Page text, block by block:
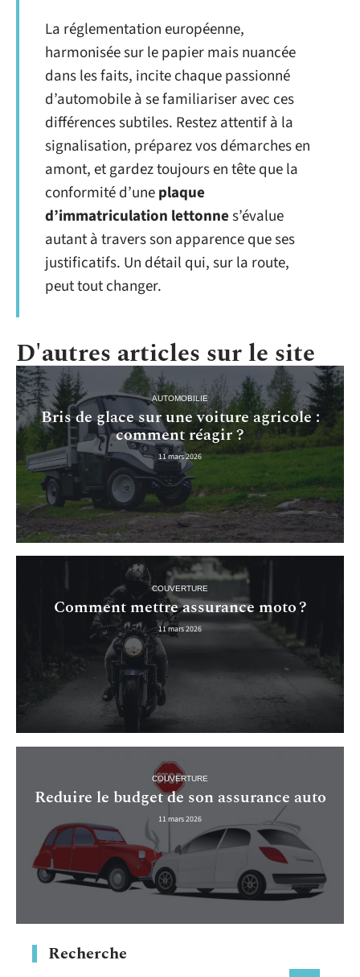
La réglementation européenne,
harmonisée sur le papier mais nuancée
dans les faits, incite chaque passionné
d’automobile à se familiariser avec ces
différences subtiles. Restez attentif à la
signalisation, préparez vos démarches en
amont, et gardez toujours en tête que la
conformité d’uneplaque
d’immatriculation lettonnes’évalue
autant à travers son apparence que ses
justificatifs. Un détail qui, sur la route,
peut tout changer.
D'autres articles sur le site
AUTOMOBILIE
Bris de glace sur une voiture agricole :
comment réagir ?
11 mars 2026
COUVERTURE
Comment mettre assurance moto ?
11 mars 2026
COUVERTURE
Reduire le budget de son assurance auto
11 mars 2026
Recherche